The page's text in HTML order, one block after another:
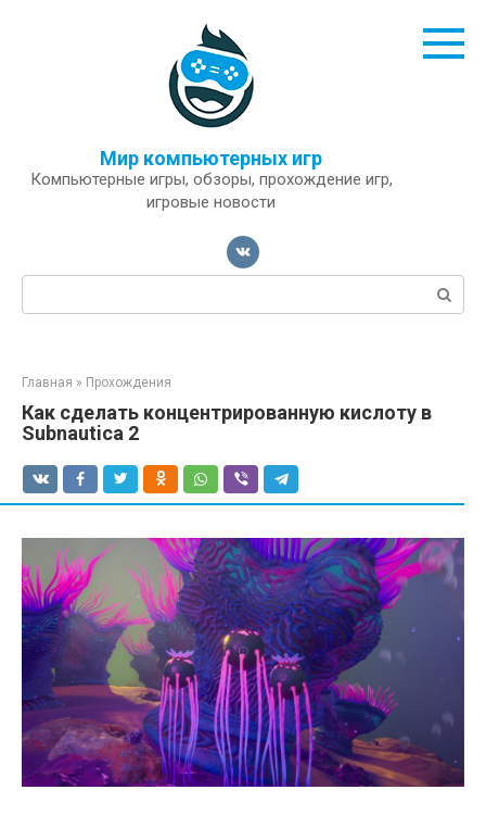
Мир компьютерных игр
Компьютерные игры, обзоры, прохождение игр,
игровые новости
Поиск:
Главная » Прохождения
Как сделать концентрированную кислоту в
Subnautica 2